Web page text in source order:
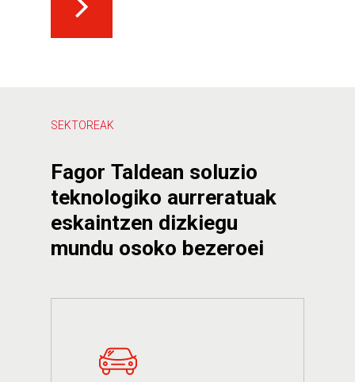
SEKTOREAK
Fagor Taldean soluzio
teknologiko aurreratuak
eskaintzen dizkiegu
mundu osoko bezeroei